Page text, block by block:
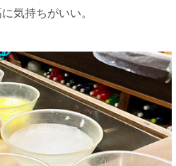
気持ちがいい。